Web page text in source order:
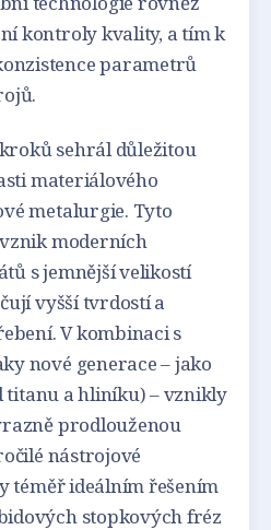
kontroly kvality, a tím k
parametrů
sehrál důležitou
materiálového
metalurgie. Tyto
moderních
s jemnější velikostí
vyšší tvrdostí a
V kombinaci s
nové generace – jako
titanu a hliníku) – vznikly
prodlouženou
nástrojové
téměř ideálním řešením
stopkových fréz